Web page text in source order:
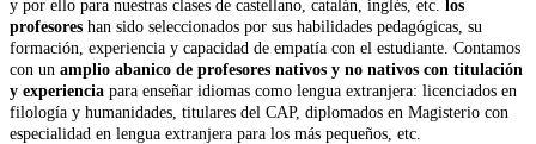
y por ello para nuestras clases de castellano, catalán, inglés, etc. los
profesores han sido seleccionados por sus habilidades pedagógicas, su
formación, experiencia y capacidad de empatía con el estudiante. Contamos
con un amplio abanico de profesores nativos y no nativos con titulación
y experiencia para enseñar idiomas como lengua extranjera: licenciados en
filología y humanidades, titulares del CAP, diplomados en Magisterio con
especialidad en lengua extranjera para los más pequeños, etc.